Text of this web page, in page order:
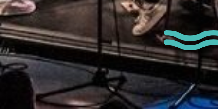
Marché / Foire /
Sport & loisirs
Musique /
Ateliers
Visites guidées
Fête Nationale